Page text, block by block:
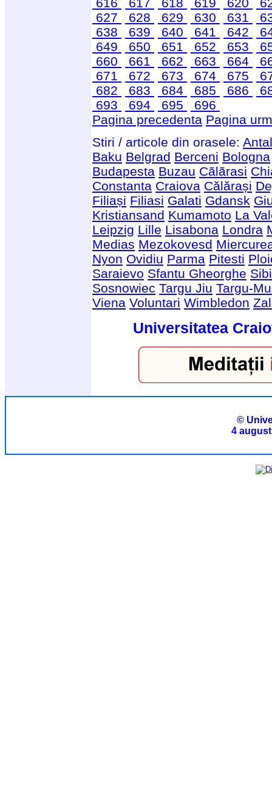
627
628 629 630 631
638
639 640 641 642
649
650 651 652 653
660
661 662 663 664
671
672 673 674 675
682
683 684 685 686
693
694 695
696
Pagina precedenta Pagina
Stiri / articole din orasele:
Baku Belgrad Berceni Bologna
Budapesta Buzau Cãlãrasi
Constanta Craiova Călărași
Filiași Filiasi Galati Gdansk
Kristiansand Kumamoto La
Leipzig Lille Lisabona Londra
Medias Mezokovesd
Nyon Ovidiu Parma Pitesti
Saraievo Sfantu Gheorghe
Sosnowiec Targu Jiu Targu-
Viena Voluntari Wimbledon
Universitatea
©
4